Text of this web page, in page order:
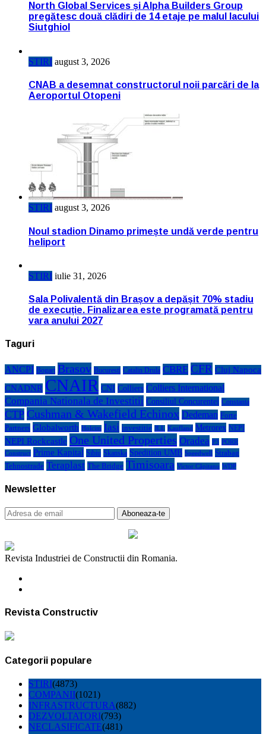
North Global Services și Alpha Builders Group
pregătesc două clădiri de 14 etaje pe malul lacului
Siutghiol
STIRI august 3, 2026
CNAB a desemnat constructorul noii parcări de la
Aeroportul Otopeni
STIRI august 3, 2026
Noul stadion Dinamo primește undă verde pentru
heliport
STIRI iulie 31, 2026
Sala Polivalentă din Brașov a depășit 70% stadiu
de execuție. Finalizarea este programată pentru
vara anului 2027
Taguri
ANCPI Bogart Brasov Bucuresti Catalin Drula CBRE CFR Cluj Napoca
CNADNR CNAIR CNI Colliers Colliers International
Compania Nationala de Investitii Consiliul Concurentei Constanta
CTP Cushman & Wakefield Echinox Dedeman Forte
Partners Globalworth Holcim Iasi investitie JLL Kaufland Metrorex NEPI
NEPI Rockcastle One United Properties Oradea P3 PORR
Construct Prime Kapital Sibiu Skanska Spedition UMB Speedwell Strabag
Tehnostrade Teraplast The Bridge Timisoara Victor Căpitanu WDP
Newsletter
Revista Industriei de Constructii din Romania.
Revista Constructiv
Categorii populare
STIRI(4873)
COMPANII(1021)
INFRASTRUCTURA(882)
DEZVOLTATORI(793)
NECLASIFICATE(481)